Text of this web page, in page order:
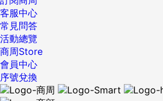
客服中心
常見問答
活動總覽
商周Store
會員中心
序號兌換